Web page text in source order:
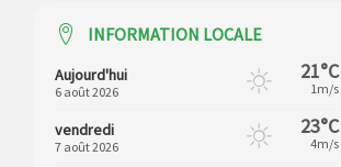
INFORMATION LOCALE
Aujourd'hui
6 août 2026
21°C
1m/s
vendredi
7 août 2026
23°C
4m/s